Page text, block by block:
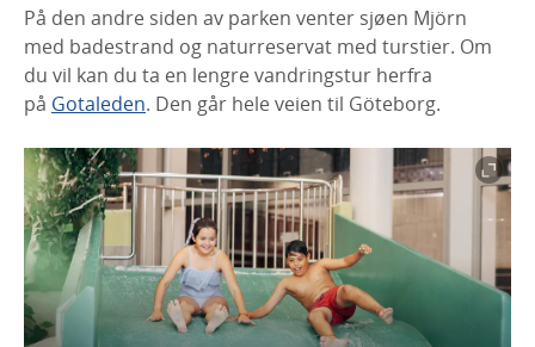
På den andre siden av parken venter sjøen Mjörn
med badestrand og naturreservat med turstier. Om
du vil kan du ta en lengre vandringstur herfra
på Gotaleden. Den går hele veien til Göteborg.